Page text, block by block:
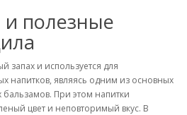
полезные
запах и используется для
напитков, являясь одним из основных
При этом напитки
цвет и неповторимый вкус. В